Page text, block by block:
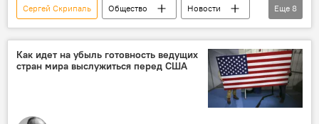
Сергей Скрипаль Общество
Новости
В мире
Пресс-дайджест
Россия
Ситуация вокруг "дела Скрипаля"
Великобритания
ОЗХО (Организация по запрещению химического оружия)
отравление
Еще 8
Как идет на убыль готовность ведущих
стран мира выслужиться перед США